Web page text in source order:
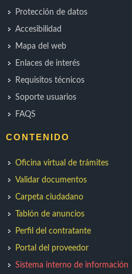
Protección de datos
Accesibilidad
Mapa del web
Enlaces de interés
Requisitos técnicos
Soporte usuarios
FAQS
CONTENIDO
Oficina virtual de trámites
Validar documentos
Carpeta ciudadano
Tablón de anuncios
Perfil del contratante
Portal del proveedor
Sistema interno de información